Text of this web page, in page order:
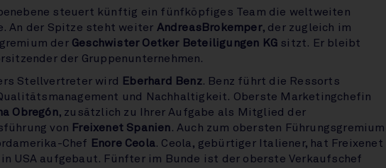
steuert künftig ein fünfköpfiges Team die weltweiten
An der Spitze steht weiter Andreas Brokemper, der zugleich im
der Geschwister Oetker Beteiligungen KG sitzt. Er bleibt
der Gruppenunternehmen.
Stellvertreter wird
Eberhard Benz. Benz führt die Ressorts
und Nachhaltigkeit. Oberste Marketingchefin
Obregón, zusätzlich zu Ihrer Aufgabe als Mitglied der
von Freixenet Spanien. Auch zum obersten Führungsgremium
Chef
Enore Ceola. Ceola, gebürtiger Italiener, hat Freixenet
USA aufgebaut. Fünfter im Bunde ist der oberste Verkaufschef